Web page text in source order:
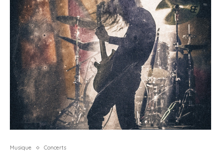
Musique Concerts